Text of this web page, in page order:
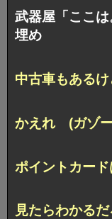
武器屋「ここ
埋め
中古車もある
かえれ (ガゾ
ポイントカー
見たらわかる